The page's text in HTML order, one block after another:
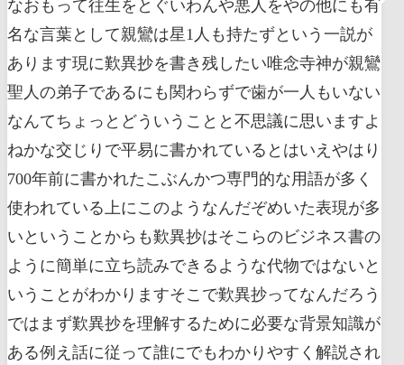
なおもって往生をとぐいわんや悪人をやの他にも有
名な言葉として親鸞は星1人も持たずという一説が
あります現に歎異抄を書き残したい唯念寺神が親鸞
聖人の弟子であるにも関わらずで歯が一人もいない
なんてちょっとどういうことと不思議に思いますよ
ねかな交じりで平易に書かれているとはいえやはり
700年前に書かれたこぶんかつ専門的な用語が多く
使われている上にこのようなんだぞめいた表現が多
いということからも歎異抄はそこらのビジネス書の
ように簡単に立ち読みできるような代物ではないと
いうことがわかりますそこで歎異抄ってなんだろう
ではまず歎異抄を理解するために必要な背景知識が
ある例え話に従って誰にでもわかりやすく解説され